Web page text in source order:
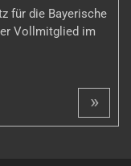
für die Bayerische
Vollmitglied im
»